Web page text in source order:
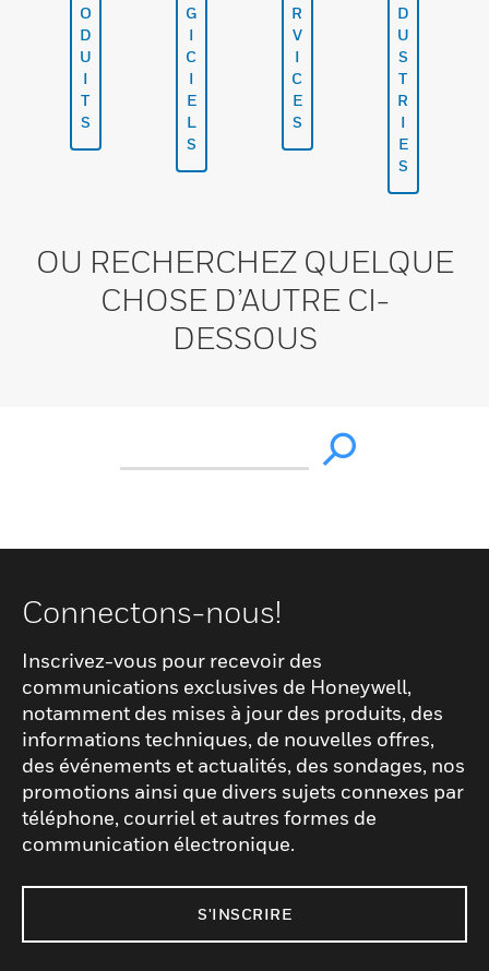
O
D
U
I
T
S
G
I
C
I
E
L
S
R
V
I
C
E
S
D
U
S
T
R
I
E
S
OU RECHERCHEZ QUELQUE
CHOSE D’AUTRE CI-
DESSOUS
Connectons-nous!
Inscrivez-vous pour recevoir des
communications exclusives de Honeywell,
notamment des mises à jour des produits, des
informations techniques, de nouvelles offres,
des événements et actualités, des sondages, nos
promotions ainsi que divers sujets connexes par
téléphone, courriel et autres formes de
communication électronique.
S'INSCRIRE